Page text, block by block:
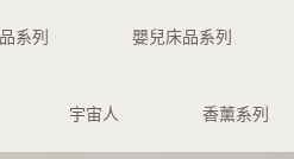
$ 500 可享免費送貨服務。
系列 嬰兒床品系列
宇宙人 香薰系列